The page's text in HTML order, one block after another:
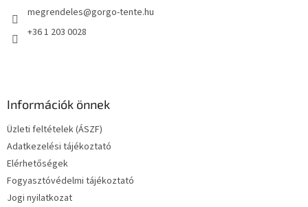
megrendeles@gorgo-tente.hu
+36 1 203 0028
Információk önnek
Üzleti feltételek (ÁSZF)
Adatkezelési tájékoztató
Elérhetőségek
Fogyasztóvédelmi tájékoztató
Jogi nyilatkozat